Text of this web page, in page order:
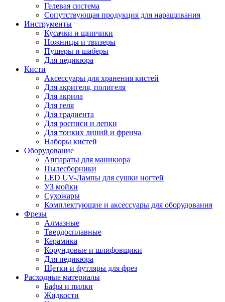
Гелевая система
Сопутствующая продукция для наращивания
Инструменты
Кусачки и щипчики
Ножницы и твизеры
Пушеры и шаберы
Для педикюра
Кисти
Аксессуары для хранения кистей
Для акригеля, полигеля
Для акрила
Для геля
Для градиента
Для росписи и лепки
Для тонких линий и френча
Наборы кистей
Оборудование
Аппараты для маникюра
Пылесборники
LED UV-Лампы для сушки ногтей
УЗ мойки
Сухожары
Комплектующие и аксессуары для оборудования
Фрезы
Алмазные
Твердосплавные
Керамика
Корундовые и шлифовщики
Для педикюра
Щетки и футляры для фрез
Расходные материалы
Бафы и пилки
Жидкости